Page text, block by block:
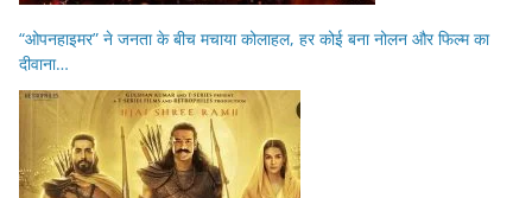
“ओपनहाइमर” ने जनता के बीच मचाया कोलाहल, हर कोई बना नोलन और फिल्म का
दीवाना…